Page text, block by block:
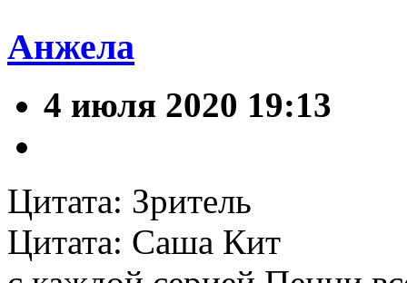
Анжела
4 июля 2020 19:13
Цитата: Зритель
Цитата: Саша Кит